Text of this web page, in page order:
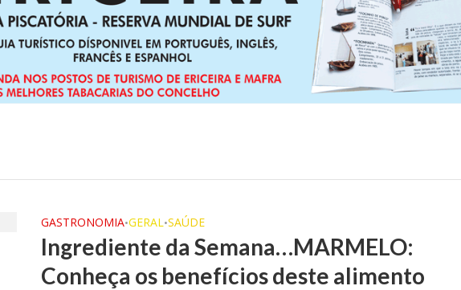
GASTRONOMIA•GERAL•SAÚDE
Ingrediente da Semana…MARMELO:
Conheça os benefícios deste alimento